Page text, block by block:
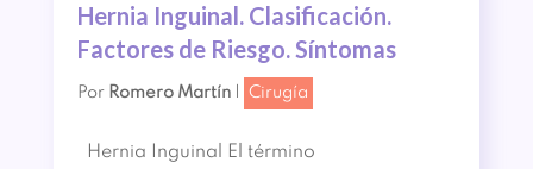
Hernia Inguinal. Clasificación.
Factores de Riesgo. Síntomas
Por Romero Martín| Cirugía
Hernia Inguinal El término